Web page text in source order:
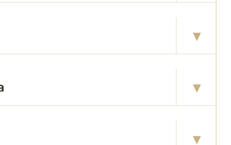
▾
▾
▾